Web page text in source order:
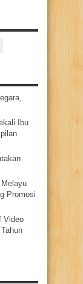
Ibu
Promosi
Video